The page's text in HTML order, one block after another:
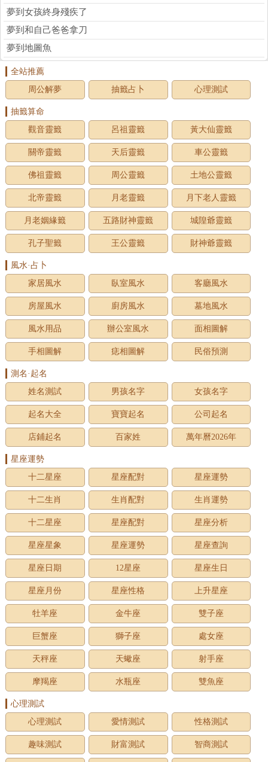
夢到女孩終身殘疾了
夢到和自己爸爸拿刀
夢到地圖魚
全站推薦
周公解夢
抽籤占卜 心理測試
抽籤算命
觀音靈籤
呂祖靈籤 黃大仙靈籤
關帝靈籤 天后靈籤 車公靈籤
佛祖靈籤 周公靈籤 土地公靈籤
北帝靈籤 月老靈籤 月下老人靈籤
月老姻緣籤 五路財神靈籤 城隍爺靈籤
孔子聖籤 王公靈籤 財神爺靈籤
風水·占卜
家居風水
臥室風水 客廳風水
房屋風水 廚房風水 墓地風水
風水用品 辦公室風水 面相圖解
手相圖解 痣相圖解 民俗預測
測名·起名
姓名測試
男孩名字 女孩名字
起名大全 寶寶起名 公司起名
店鋪起名 百家姓 萬年曆2026年
星座運勢
十二星座
星座配對 星座運勢
十二生肖 生肖配對 生肖運勢
十二星座 星座配對 星座分析
星座星象 星座運勢 星座查詢
星座日期 12星座 星座生日
星座月份 星座性格 上升星座
牡羊座 金牛座 雙子座
巨蟹座 獅子座 處女座
天秤座 天蠍座 射手座
摩羯座 水瓶座 雙魚座
心理測試
心理測試
愛情測試 性格測試
趣味測試 財富測試 智商測試